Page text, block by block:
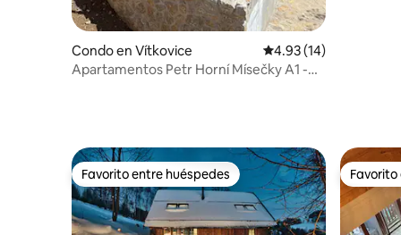
Condo en Vítkovice Calificación promedio:
4.93 (14)
Apartamentos Petr Horní Mísečky A1 -
Favorito entre huéspedes
Favorito entre huéspedes Favorito